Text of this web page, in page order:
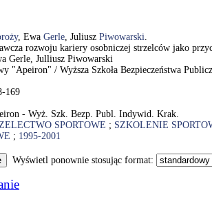
, Ewa Gerle, Juliusz Piwowarski.
rozwoju kariery osobniczej strzelców jako
Gerle, Julliusz Piwowarski
"Apeiron" / Wyższa Szkoła Bezpieczeństwa
169
- Wyż. Szk. Bezp. Publ. Indywid. Krak.
SPORTOWE ; SZKOLENIE
; 1995-2001
Wyświetl ponownie stosując format: